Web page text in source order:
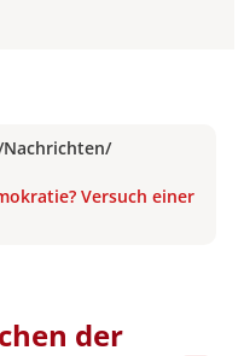
Nachrichten/
Versuch einer
der